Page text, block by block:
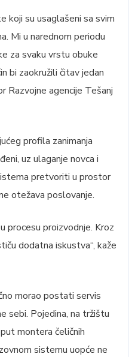
koji su usaglašeni sa svim
Mi u narednom periodu
za svaku vrstu obuke
bi zaokružili čitav jedan
Razvojne agencije Tešanj
profila zanimanja
uz ulaganje novca i
pretvoriti u prostor
otežava poslovanje.
procesu proizvodnje. Kroz
dodatna iskustva“, kaže
morao postati servis
sebi. Pojedina, na tržištu
montera čeličnih
sistemu uopće ne